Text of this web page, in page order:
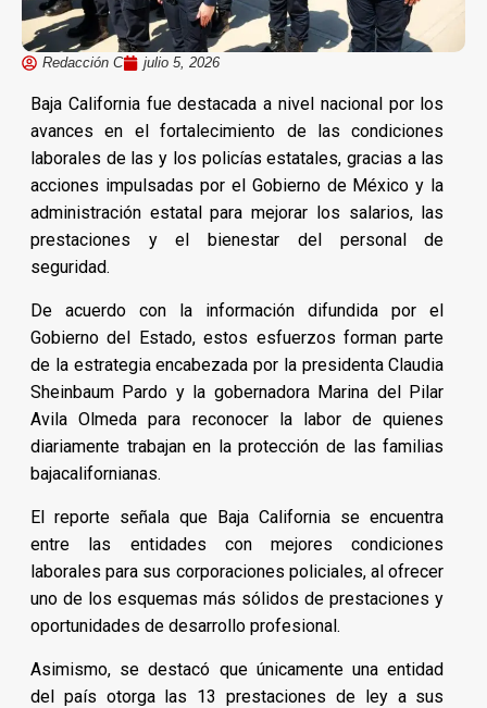
Redacción C julio 5, 2026
Baja California fue destacada a nivel nacional por los
avances en el fortalecimiento de las condiciones
laborales de las y los policías estatales, gracias a las
acciones impulsadas por el Gobierno de México y la
administración estatal para mejorar los salarios, las
prestaciones y el bienestar del personal de
seguridad.
De acuerdo con la información difundida por el
Gobierno del Estado, estos esfuerzos forman parte
de la estrategia encabezada por la presidenta Claudia
Sheinbaum Pardo y la gobernadora Marina del Pilar
Avila Olmeda para reconocer la labor de quienes
diariamente trabajan en la protección de las familias
bajacalifornianas.
El reporte señala que Baja California se encuentra
entre las entidades con mejores condiciones
laborales para sus corporaciones policiales, al ofrecer
uno de los esquemas más sólidos de prestaciones y
oportunidades de desarrollo profesional.
Asimismo, se destacó que únicamente una entidad
del país otorga las 13 prestaciones de ley a sus